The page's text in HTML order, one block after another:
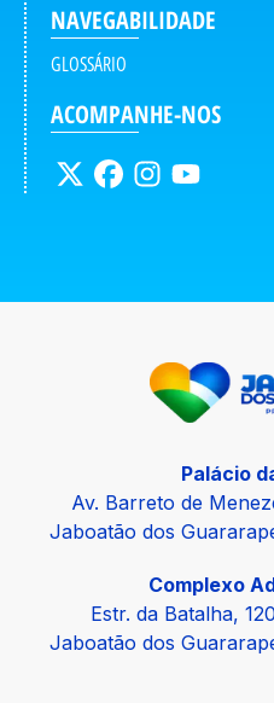
NAVEGABILIDADE
GLOSSÁRIO
ACOMPANHE-NOS
Palácio
Av. Barreto de
Jaboatão dos
Complexo
Estr. da Batalha,
Jaboatão dos